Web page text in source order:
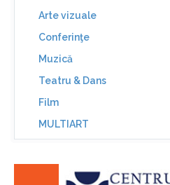
Arte vizuale
Conferinţe
Muzică
Teatru & Dans
Film
MULTIART